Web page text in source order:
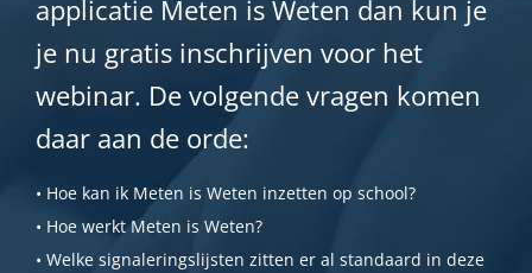
applicatie Meten is Weten dan kun je
je nu gratis inschrijven voor het
webinar. De volgende vragen komen
daar aan de orde:
• Hoe kan ik Meten is Weten inzetten op school?
• Hoe werkt Meten is Weten?
• Welke signaleringslijsten zitten er al standaard in deze